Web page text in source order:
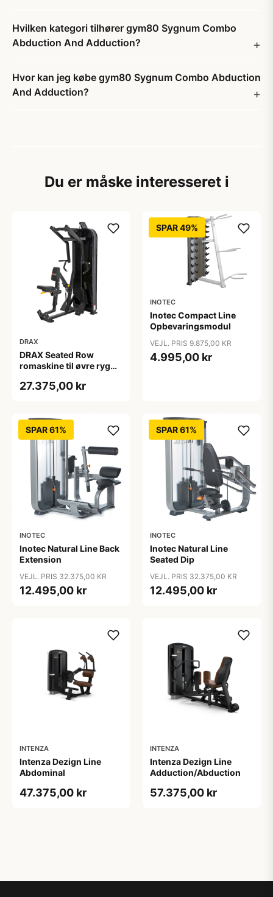
Hvilken kategori tilhører gym80 Sygnum Combo
Abduction And Adduction?
Hvor kan jeg købe gym80 Sygnum Combo Abduction
And Adduction?
Du er måske interesseret i
DRAX
DRAX Seated Row
romaskine til øvre ryg
vægtmagasin
27.375,00 kr
SPAR 49%
INOTEC
Inotec Compact Line
Opbevaringsmodul
VEJL. PRIS 9.875,00 KR
4.995,00 kr
SPAR 61%
INOTEC
Inotec Natural Line Back
Extension
VEJL. PRIS 32.375,00 KR
12.495,00 kr
SPAR 61%
INOTEC
Inotec Natural Line
Seated Dip
VEJL. PRIS 32.375,00 KR
12.495,00 kr
INTENZA
Intenza Dezign Line
Abdominal
47.375,00 kr
INTENZA
Intenza Dezign Line
Adduction/Abduction
57.375,00 kr